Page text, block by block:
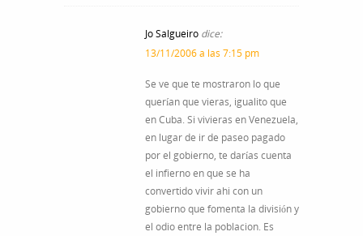
Jo Salgueiro dice:
13/11/2006 a las 7:15 pm
Se ve que te mostraron lo que
querían que vieras, igualito que
en Cuba. Si vivieras en Venezuela,
en lugar de ir de paseo pagado
por el gobierno, te darías cuenta
el infierno en que se ha
convertido vivir ahi con un
gobierno que fomenta la división y
el odio entre la poblacion. Es